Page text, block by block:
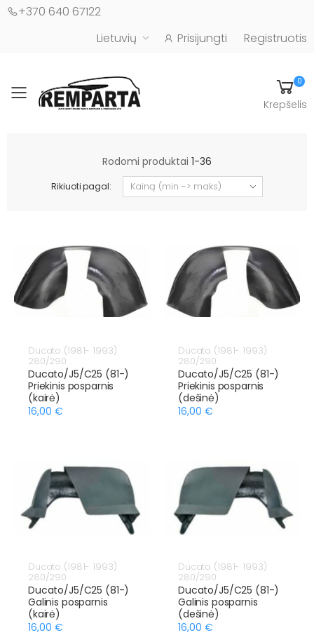
+370 640 67122
Lietuvių
Prisijungti Registruotis
Toggle mobile menu
0
Krepšelis
Rodomi produktai 1-36
Rikiuoti pagal:
Ducato (1981- 1993)
280/290
Ducato/J5/C25 (81-)
Priekinis posparnis
(kairė)
16,00 €
Ducato (1981- 1993)
280/290
Ducato/J5/C25 (81-)
Priekinis posparnis
(dešinė)
16,00 €
Ducato (1981- 1993)
280/290
Ducato/J5/C25 (81-)
Galinis posparnis
(kairė)
16,00 €
Ducato (1981- 1993)
280/290
Ducato/J5/C25 (81-)
Galinis posparnis
(dešinė)
16,00 €